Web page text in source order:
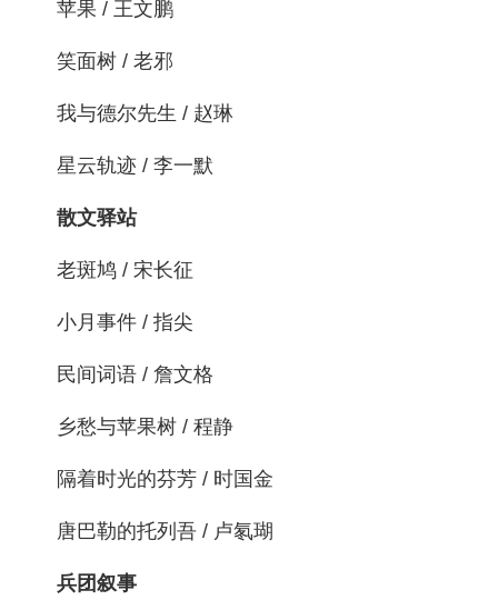
苹果 / 王文鹏
笑面树 / 老邪
我与德尔先生 / 赵琳
星云轨迹 / 李一默
散文驿站
老斑鸠 / 宋长征
小月事件 / 指尖
民间词语 / 詹文格
乡愁与苹果树 / 程静
隔着时光的芬芳 / 时国金
唐巴勒的托列吾 / 卢氡瑚
兵团叙事